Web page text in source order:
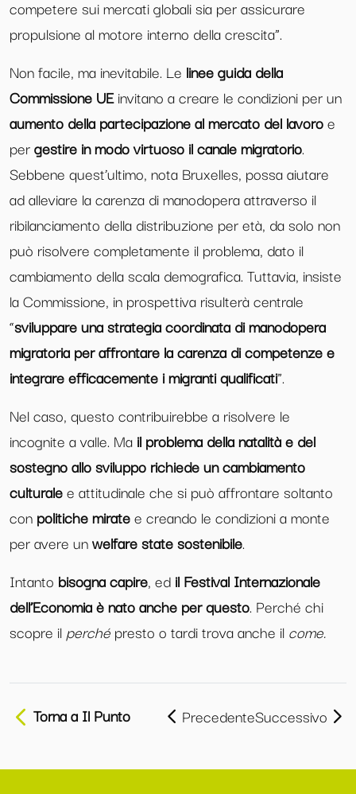
competere sui mercati globali sia per assicurare
propulsione al motore interno della crescita”.
Non facile, ma inevitabile. Le linee guida della
Commissione UEinvitano a creare le condizioni per un
aumento della partecipazione al mercato del lavoroe
pergestire in modo virtuoso il canale migratorio.
Sebbene quest’ultimo, nota Bruxelles, possa aiutare
ad alleviare la carenza di manodopera attraverso il
ribilanciamento della distribuzione per età, da solo non
può risolvere completamente il problema, dato il
cambiamento della scala demografica. Tuttavia, insiste
la Commissione, in prospettiva risulterà centrale
“sviluppare una strategia coordinata di manodopera
migratoria per affrontare la carenza di competenze e
integrare efficacemente i migranti qualificati”.
Nel caso, questo contribuirebbe a risolvere le
incognite a valle. Ma il problema della natalità e del
sostegno allo sviluppo richiede un cambiamento
culturalee attitudinale che si può affrontare soltanto
con politiche miratee creando le condizioni a monte
per avere unwelfare state sostenibile.
Intanto bisogna capire, ed il Festival Internazionale
dell’Economia è nato anche per questo. Perché chi
scopre il perché presto o tardi trova anche il come.
Torna a Il Punto PrecedenteSuccessivo